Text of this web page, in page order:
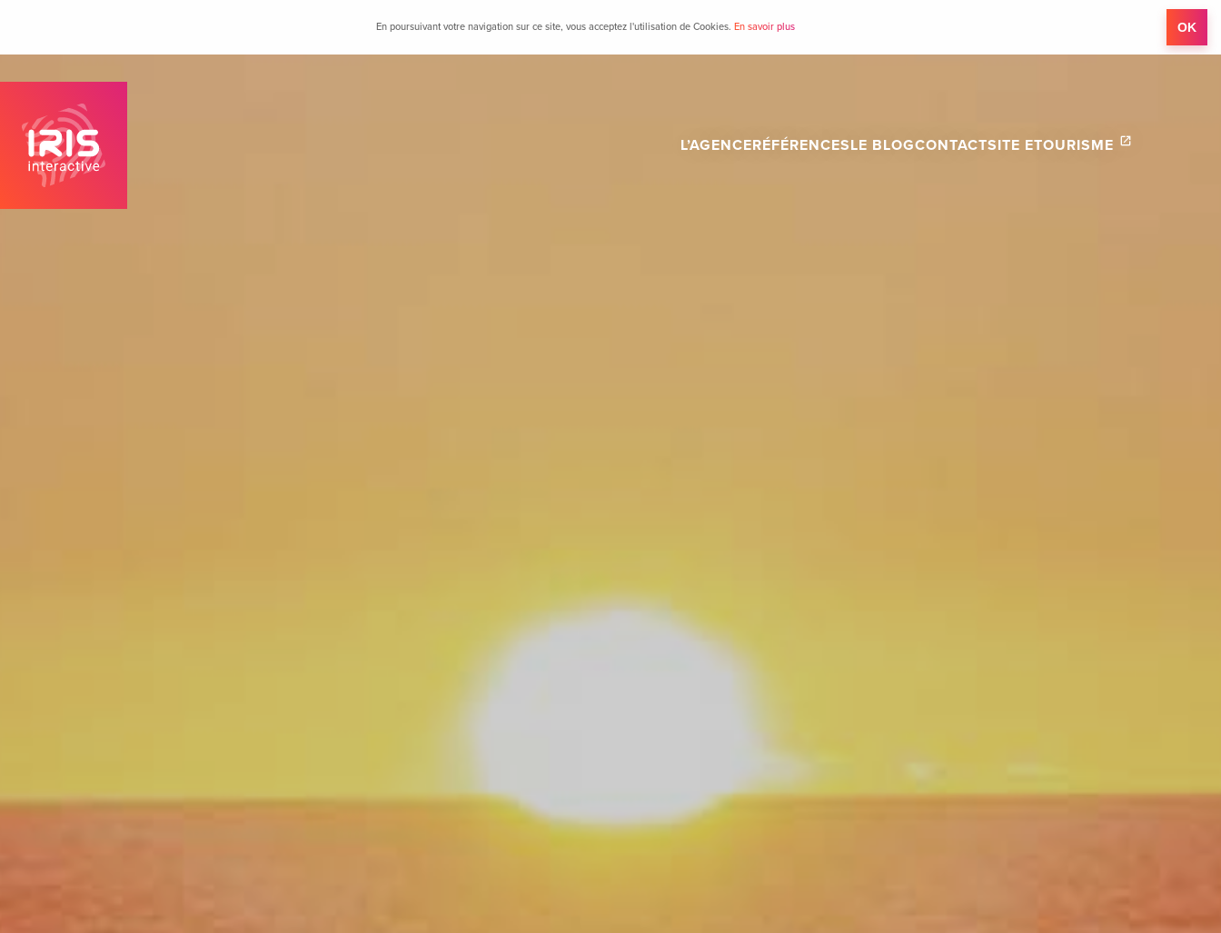
En poursuivant votre navigation sur ce site, vous acceptez l'utilisation de Cookies. En savoir plus OK
L’AGENCERÉFÉRENCESLE BLOGCONTACTSITE ETOURISME